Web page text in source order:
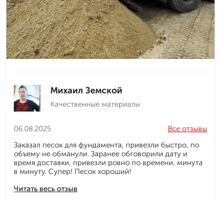
Михаил Земской
Качественные материалы
06.08.2025
Читать весь отзыв
Все отзывы
Заказал песок для фундамента, привезли быстро, по
объему не обманули. Заранее обговорили дату и
время доставки, привезли ровно по времени, минута
в минуту. Супер! Песок хороший!